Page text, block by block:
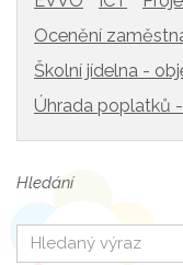
Ocenění
Školní jídelna -
Úhrada poplatků
Hledání